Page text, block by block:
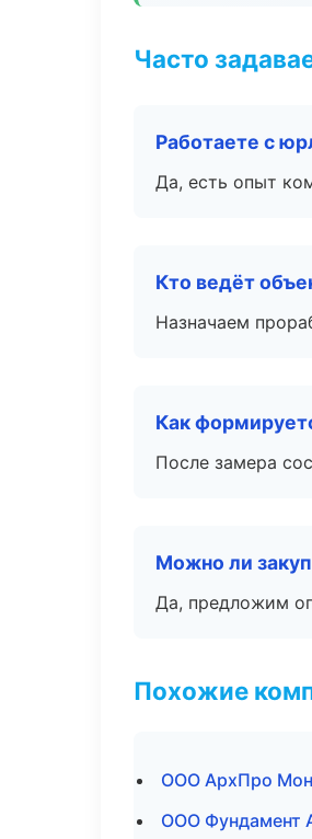
Часто
Работаете с
Да, есть опыт
Кто ведёт
Назначаем
Как
После замера
Можно ли
Да, предложим
Похожие
ООО АрхПро
ООО Фундамент